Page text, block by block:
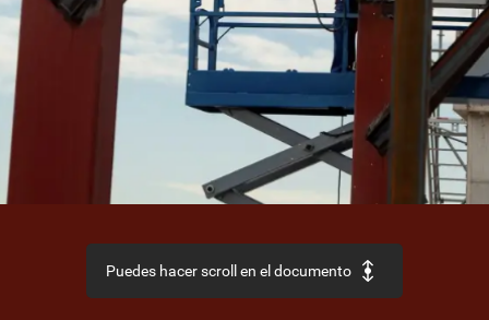
Puedes hacer scroll en el documento